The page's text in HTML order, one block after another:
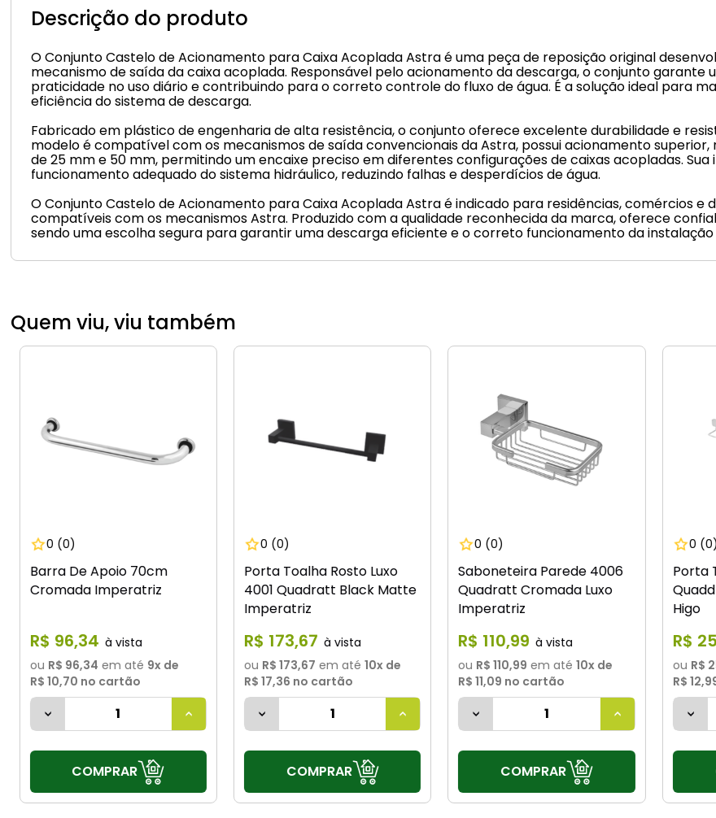
Descrição do produto
O Conjunto Castelo de Acionamento para Caixa Acoplada Astra é uma peça de reposição original
mecanismo de saída da caixa acoplada. Responsável pelo acionamento da descarga, o conjunto
praticidade no uso diário e contribuindo para o correto controle do fluxo de água. É a solução ideal para
eficiência do sistema de descarga.
Fabricado em plástico de engenharia de alta resistência, o conjunto oferece excelente durabilidade e
modelo é compatível com os mecanismos de saída convencionais da Astra, possui acionamento
de 25 mm e 50 mm, permitindo um encaixe preciso em diferentes configurações de caixas acopladas.
funcionamento adequado do sistema hidráulico, reduzindo falhas e desperdícios de água.
O Conjunto Castelo de Acionamento para Caixa Acoplada Astra é indicado para residências, comércios e
compatíveis com os mecanismos Astra. Produzido com a qualidade reconhecida da marca, oferece
sendo uma escolha segura para garantir uma descarga eficiente e o correto funcionamento da instalação
Quem viu, viu também
0 (0)
Barra De Apoio 70cm
Cromada Imperatriz
R$ 96,34
ou R$ 96,34 em até 9x de
R$ 10,70 no cartão
COMPRAR
0 (0)
Porta Toalha Rosto Luxo
4001 Quadratt Black Matte
Imperatriz
R$ 173,67
ou R$ 173,67 em até 10x de
R$ 17,36 no cartão
COMPRAR
0 (0)
Saboneteira Parede 4006
Quadratt Cromada Luxo
Imperatriz
R$ 110,99
ou R$ 110,99 em até 10x de
R$ 11,09 no cartão
COMPRAR
0 (0)
Porta
Higo
R$ 25
ou R$
R$